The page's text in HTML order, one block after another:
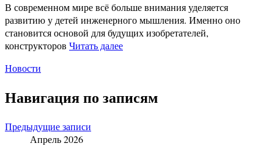
В современном мире всё больше внимания уделяется
развитию у детей инженерного мышления. Именно оно
становится основой для будущих изобретателей,
конструкторов Читать далее
Новости
Навигация по записям
Предыдущие записи
Апрель 2026